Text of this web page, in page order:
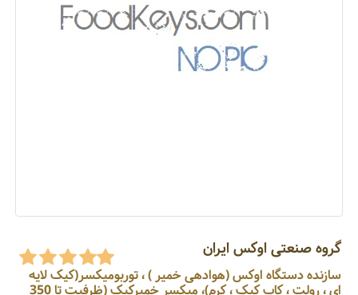
گروه صنعتی اوکس ایران
سازنده دستگاه اوکس (هوادهی خمیر ) ، توربومیکسر(کیک لایه
ای ، رولت ، کاپ کیک ، کرم)، میکسر خمیرکیک (ظرفیت تا 350